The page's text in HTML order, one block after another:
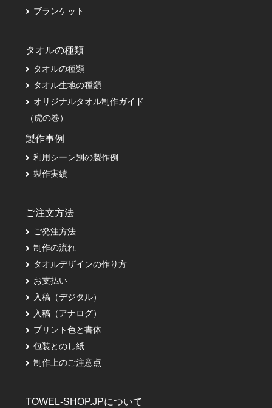
ブランケット
タオルの種類
タオルの種類
タオル生地の種類
オリジナルタオル制作ガイド
（虎の巻）
製作事例
利用シーン別の製作例
製作実績
ご注文方法
ご発注方法
制作の流れ
タオルデザインの作り方
お支払い
入稿（デジタル）
入稿（アナログ）
プリント色と書体
包装とのし紙
制作上のご注意点
TOWEL-SHOP.JPについて